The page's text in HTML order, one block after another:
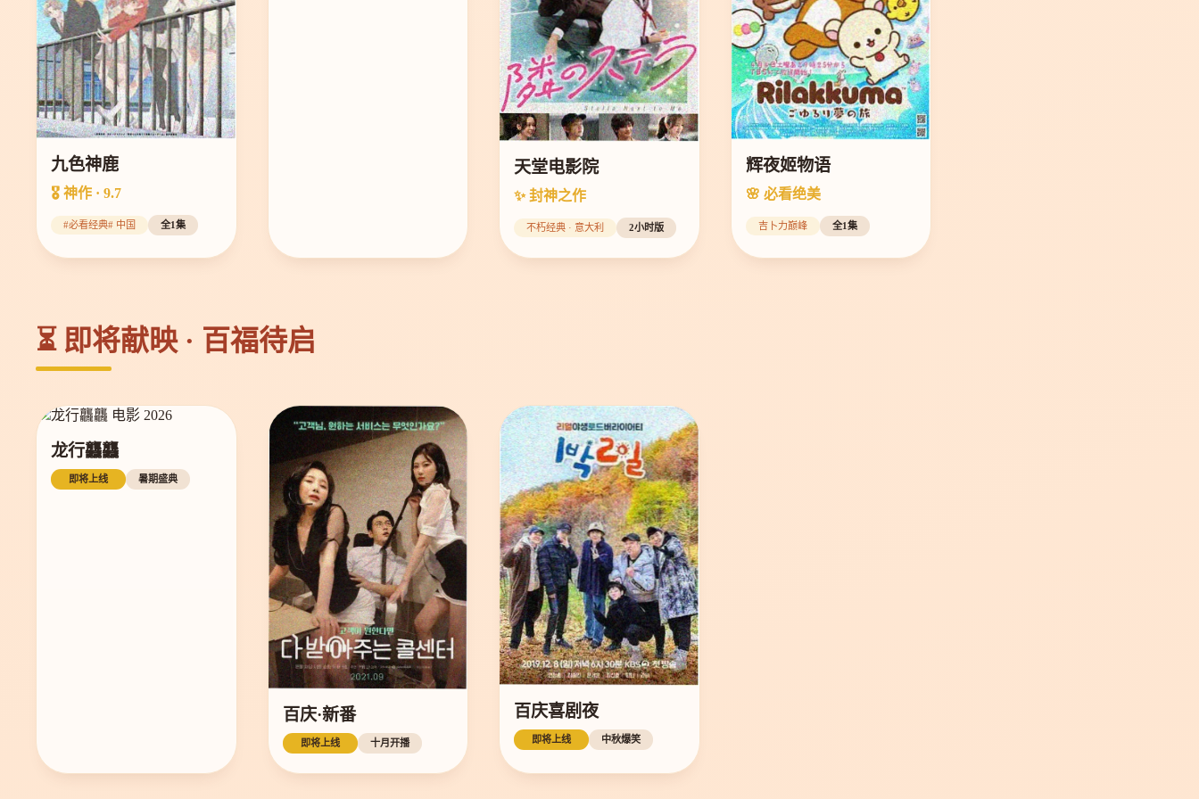
九色神鹿
🎖️ 神作 · 9.7
#必看经典# 中国 全1集
天堂电影院
✨ 封神之作
不朽经典 · 意大利 2小时版
辉夜姬物语
🌸 必看绝美
吉卜力巅峰 全1集
⏳ 即将献映 · 百福待启
龙行龘龘
即将上线 暑期盛典
百庆·新番
即将上线 十月开播
百庆喜剧夜
即将上线 中秋爆笑